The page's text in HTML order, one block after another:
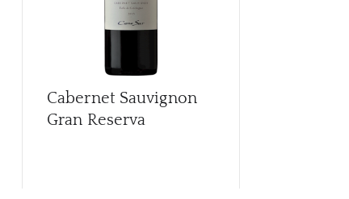
Cabernet Sauvignon
Gran Reserva